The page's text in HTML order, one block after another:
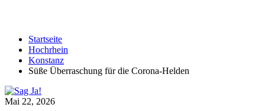
Startseite
Hochrhein
Konstanz
Süße Überraschung für die Corona-Helden
Mai 22, 2026